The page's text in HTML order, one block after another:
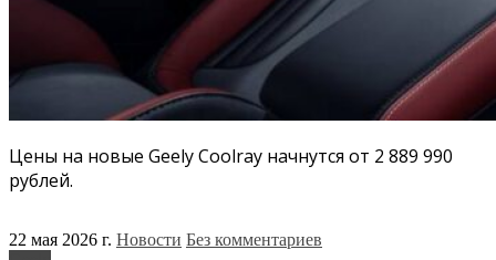
Цены на новые Geely Coolray начнутся от 2 889 990
рублей.
22 мая 2026 г. Новости Без комментариев